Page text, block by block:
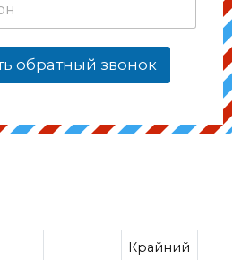
обратный звонок
Крайний